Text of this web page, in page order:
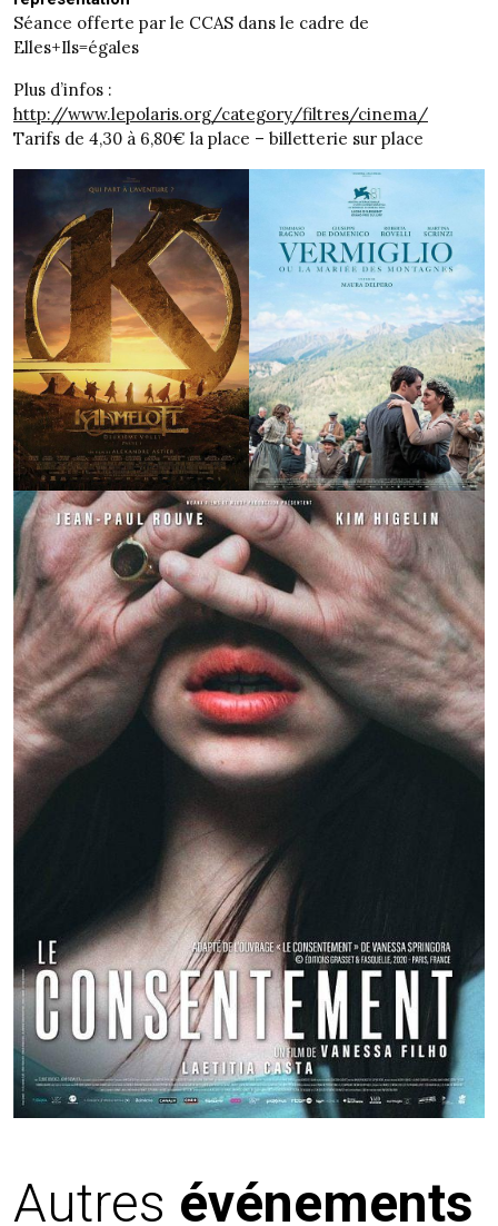
Séance offerte par le CCAS dans le cadre de
Elles+Ils=égales
Plus d’infos :
http://www.lepolaris.org/category/filtres/cinema/
Tarifs de 4,30 à 6,80€ la place – billetterie sur place
Autres événements